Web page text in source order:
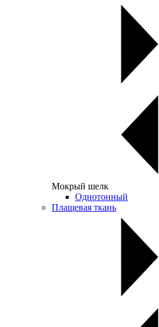
Мокрый шелк
Однотонный
Плащевая ткань